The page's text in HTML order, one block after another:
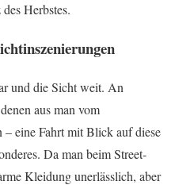
Herbstes.
und die Sicht weit. An
aus man vom
– eine Fahrt mit Blick auf diese
Da man beim Street-
Kleidung unerlässlich, aber